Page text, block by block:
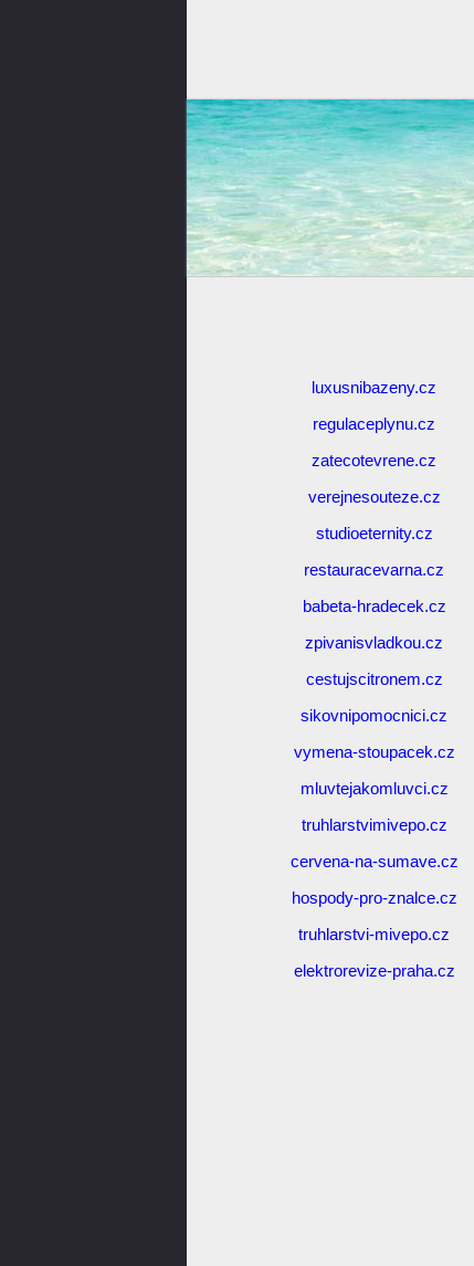
luxusnibazeny.cz
regulaceplynu.cz
zatecotevrene.cz
verejnesouteze.cz
studioeternity.cz
restauracevarna.cz
babeta-hradecek.cz
zpivanisvladkou.cz
cestujscitronem.cz
sikovnipomocnici.cz
vymena-stoupacek.cz
mluvtejakomluvci.cz
truhlarstvimivepo.cz
cervena-na-sumave.cz
hospody-pro-znalce.cz
truhlarstvi-mivepo.cz
elektrorevize-praha.cz